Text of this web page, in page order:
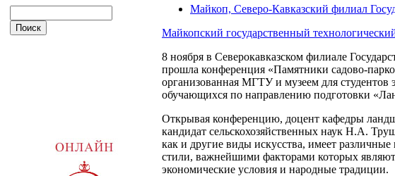
Майкоп, Северо-Кавказский филиал
Майкопский государственный
8 ноября в Северокавказском филиале
прошла конференция «Памятники садово-
организованная МГТУ и музеем для студентов
обучающихся по направлению подготовки
Открывая конференцию, доцент кафедры
кандидат сельскохозяйственных наук Н.А.
как и другие виды искусства, имеет
стили, важнейшими факторами которых
экономические условия и народные традиции.